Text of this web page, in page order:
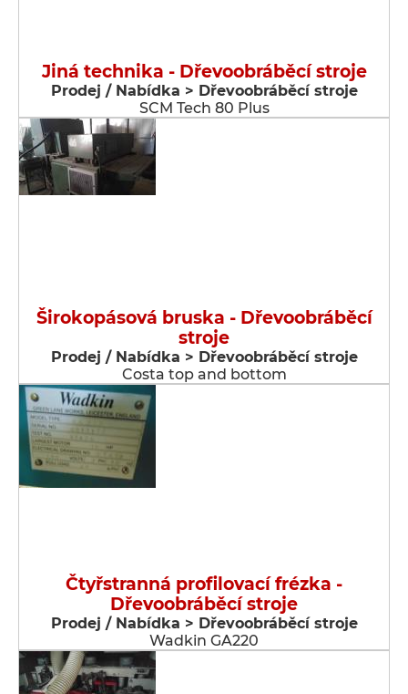
Jiná technika - Dřevoobráběcí stroje
Prodej / Nabídka > Dřevoobráběcí stroje
SCM Tech 80 Plus
Širokopásová bruska - Dřevoobráběcí
stroje
Prodej / Nabídka > Dřevoobráběcí stroje
Costa top and bottom
Čtyřstranná profilovací frézka -
Dřevoobráběcí stroje
Prodej / Nabídka > Dřevoobráběcí stroje
Wadkin GA220